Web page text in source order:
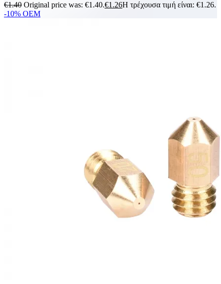
€1.40 Original price was: €1.40.€1.26Η τρέχουσα τιμή είναι: €1.26.
-10% OEM